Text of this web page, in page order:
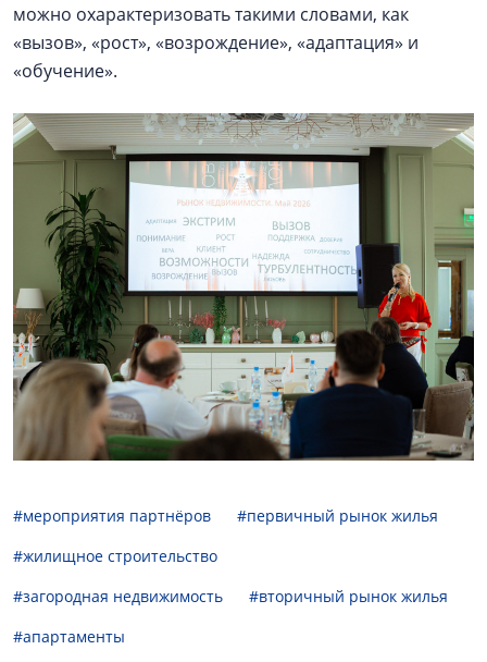
можно охарактеризовать такими словами, как
«вызов», «рост», «возрождение», «адаптация» и
«обучение».
#мероприятия партнёров
#первичный рынок жилья
#жилищное строительство
#загородная недвижимость
#вторичный рынок жилья
#апартаменты